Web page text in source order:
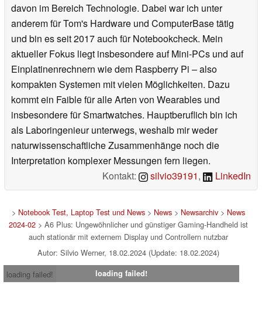
davon im Bereich Technologie. Dabei war ich unter
anderem für Tom's Hardware und ComputerBase tätig
und bin es seit 2017 auch für Notebookcheck. Mein
aktueller Fokus liegt insbesondere auf Mini-PCs und auf
Einplatinenrechnern wie dem Raspberry Pi – also
kompakten Systemen mit vielen Möglichkeiten. Dazu
kommt ein Faible für alle Arten von Wearables und
insbesondere für Smartwatches. Hauptberuflich bin ich
als Laboringenieur unterwegs, weshalb mir weder
naturwissenschaftliche Zusammenhänge noch die
Interpretation komplexer Messungen fern liegen.
Kontakt:
silvio39191, LinkedIn
> Notebook Test, Laptop Test und News> News> Newsarchiv> News
2024-02> A6 Plus: Ungewöhnlicher und günstiger Gaming-Handheld ist
auch stationär mit externem Display und Controllern nutzbar
Autor: Silvio Werner, 18.02.2024 (Update: 18.02.2024)
loading failed!
loading failed!